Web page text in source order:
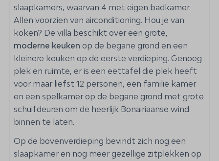
Magnetron
Inductie kookplaat: 4-pits
Oven: Heteluchtoven
Koelkast: Met vriesvak
Koffiecupmachine: Nespresso
Vaatwasser
Slaapkamer
Tweepersoonsbed: 3
Eenpersoonsbed: 2
slaapkamers, waarvan 4 met eigen badkamer.
Allen voorzien van airconditioning. Hou je van
koken? De villa beschikt over een grote,
moderne keuken op de begane grond en een
kleinere keuken op de eerste verdieping. Genoeg
plek en ruimte, er is een eettafel die plek heeft
voor maar liefst 12 personen, een familie kamer
en een spelkamer op de begane grond met grote
schuifdeuren om de heerlijk Bonairiaanse wind
binnen te laten.
Op de bovenverdieping bevindt zich nog een
slaapkamer en nog meer gezellige zitplekken op